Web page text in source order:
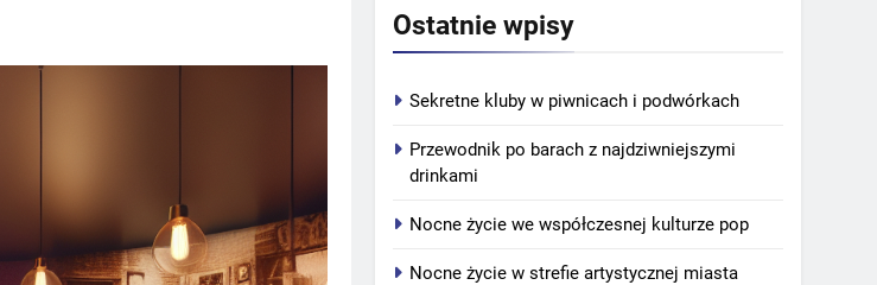
Ostatnie wpisy
Sekretne kluby w piwnicach i podwórkach
Przewodnik po barach z najdziwniejszymi
drinkami
Nocne życie we współczesnej kulturze pop
Nocne życie w strefie artystycznej miasta